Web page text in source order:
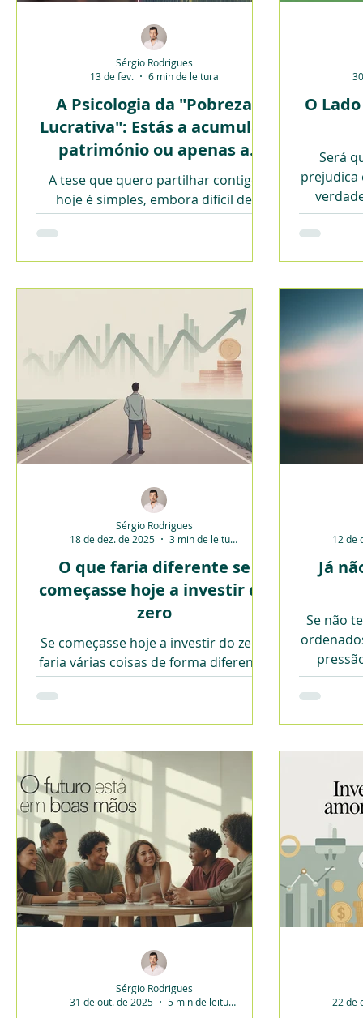
A Psicologia da "Pobreza
Lucrativa": Estás a acumular
património ou apenas a
colecionar números?
A tese que quero partilhar contigo
hoje é simples, embora difícil de
digerir para quem vive obcecado com
a taxa de poupança: o dinheiro é um
meio, nunca o fim.
Sérgio Rodrigues
13 de fev.
6 min de leitura
O
Será
prejudica
perigo
alinhar
O que faria diferente se
começasse hoje a investir do
zero
Se começasse hoje a investir do zero,
faria várias coisas de forma diferente.
Não porque tivesse encontrado um
método secreto, mas porque hoje
entendo melhor o que realmente faz a
Sérgio Rodrigues
18 de dez. de 2025
3 min de leitura
Já
Se não
qual lido
12 de
Sérgio Rodrigues
31 de out. de 2025
5 min de leitura 22 de